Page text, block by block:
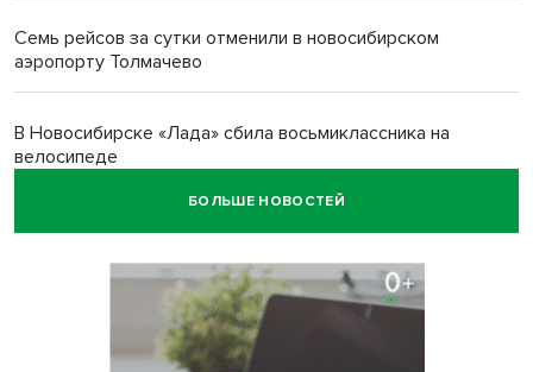
Семь рейсов за сутки отменили в новосибирском
аэропорту Толмачево
В Новосибирске «Лада» сбила восьмиклассника на
велосипеде
Новосибирцам назвали точное количество выходных
Годовалый ребёнок оказался заперт в автомобиле в
БОЛЬШЕ НОВОСТЕЙ